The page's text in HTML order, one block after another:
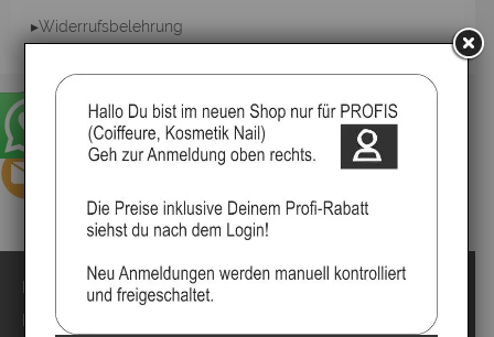
▸Widerrufsbelehrung
Impressum
Kontakt